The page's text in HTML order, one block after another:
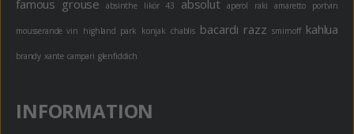
famous grouse absinthe likör 43 absolut aperol raki amaretto portvin
mousserande vin highland park konjak chablis bacardi razz smirnoff kahlua
brandy xante campari glenfiddich
INFORMATION